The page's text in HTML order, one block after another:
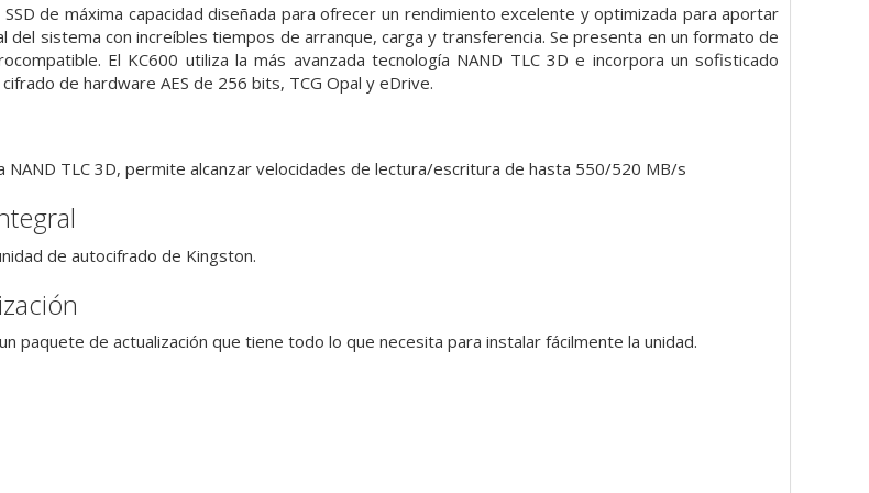
de máxima capacidad diseñada para ofrecer un rendimiento excelente y optimizada para aportar
del sistema con increíbles tiempos de arranque, carga y transferencia. Se presenta en un formato de
El KC600 utiliza la más avanzada tecnología NAND TLC 3D e incorpora un sofisticado
de hardware AES de 256 bits, TCG Opal y eDrive.
NAND TLC 3D, permite alcanzar velocidades de lectura/escritura de hasta 550/520 MB/s
de autocifrado de Kingston.
paquete de actualización que tiene todo lo que necesita para instalar fácilmente la unidad.